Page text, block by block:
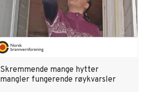
Skremmende mange hytter
mangler fungerende røykvarsler